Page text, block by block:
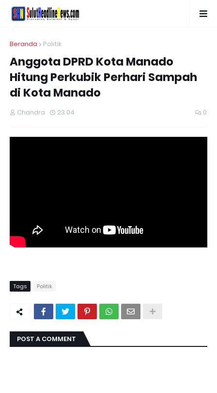
Beranda Politik
Anggota DPRD Kota Manado
Hitung Perkubik Perhari Sampah
di Kota Manado
Chandra 23.04 0
Tags Politik
POST A COMMENT